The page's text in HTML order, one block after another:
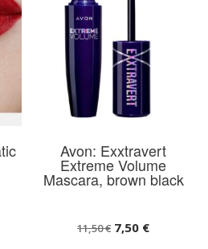
Avon: Exxtravert
Extreme Volume
Mascara, brown black
11,50€ Det
7,50 €Det